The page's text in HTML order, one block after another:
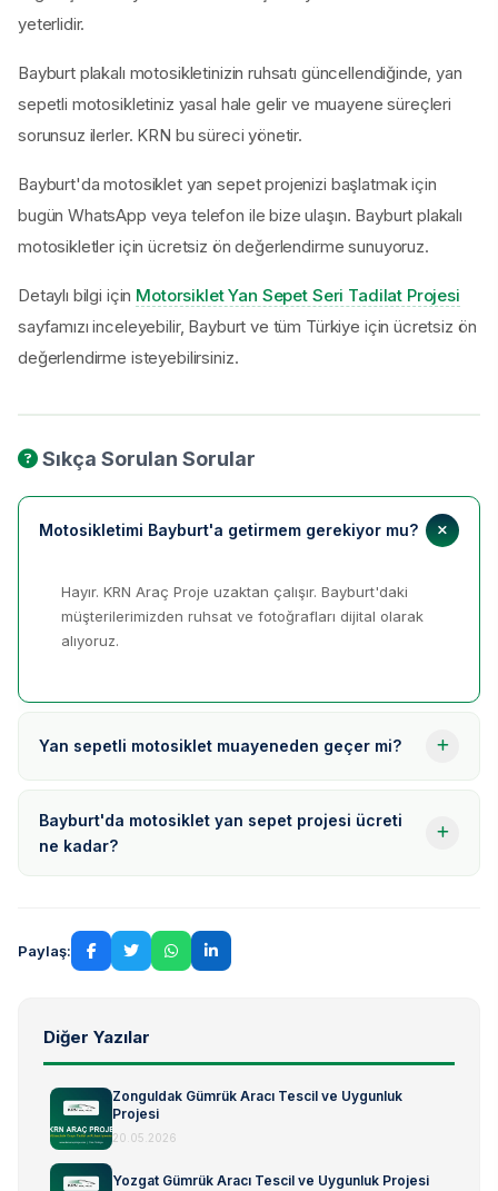
yeterlidir.
Bayburt plakalı motosikletinizin ruhsatı güncellendiğinde, yan
sepetli motosikletiniz yasal hale gelir ve muayene süreçleri
sorunsuz ilerler. KRN bu süreci yönetir.
Bayburt'da motosiklet yan sepet projenizi başlatmak için
bugün WhatsApp veya telefon ile bize ulaşın. Bayburt plakalı
motosikletler için ücretsiz ön değerlendirme sunuyoruz.
Detaylı bilgi için Motorsiklet Yan Sepet Seri Tadilat Projesi
sayfamızı inceleyebilir, Bayburt ve tüm Türkiye için ücretsiz ön
değerlendirme isteyebilirsiniz.
Sıkça Sorulan Sorular
Motosikletimi Bayburt'a getirmem gerekiyor mu?
Hayır. KRN Araç Proje uzaktan çalışır. Bayburt'daki
müşterilerimizden ruhsat ve fotoğrafları dijital olarak
alıyoruz.
Yan sepetli motosiklet muayeneden geçer mi?
Bayburt'da motosiklet yan sepet projesi ücreti
ne kadar?
Paylaş:
Diğer Yazılar
Zonguldak Gümrük Aracı Tescil ve Uygunluk
Projesi
20.05.2026
Yozgat Gümrük Aracı Tescil ve Uygunluk Projesi